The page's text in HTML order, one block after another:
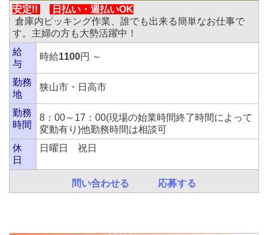
安定!!
日払い・ 週払いOK
倉庫内ピッキング作業、誰でも出来る簡単なお仕事で
す。主婦の方も大勢活躍中！
給
与
時給1100円 ～
勤務
地
狭山市・日高市
勤務
時間
8：00～17：00(現場の始業時間終了時間によって
変動有り)他勤務時間は相談可
休
日
日曜日 祝日
問い合わせる 応募する